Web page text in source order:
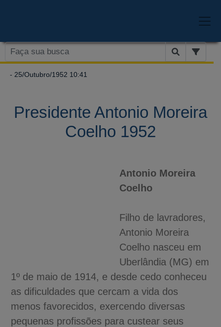
- 25/Outubro/1952 10:41
Presidente Antonio Moreira
Coelho 1952
Antonio Moreira
Coelho
Filho de lavradores,
Antonio Moreira
Coelho nasceu em
Uberlândia (MG) em
1º de maio de 1914, e desde cedo conheceu
as dificuldades que cercam a vida dos
menos favorecidos, exercendo diversas
pequenas profissões para custear seus